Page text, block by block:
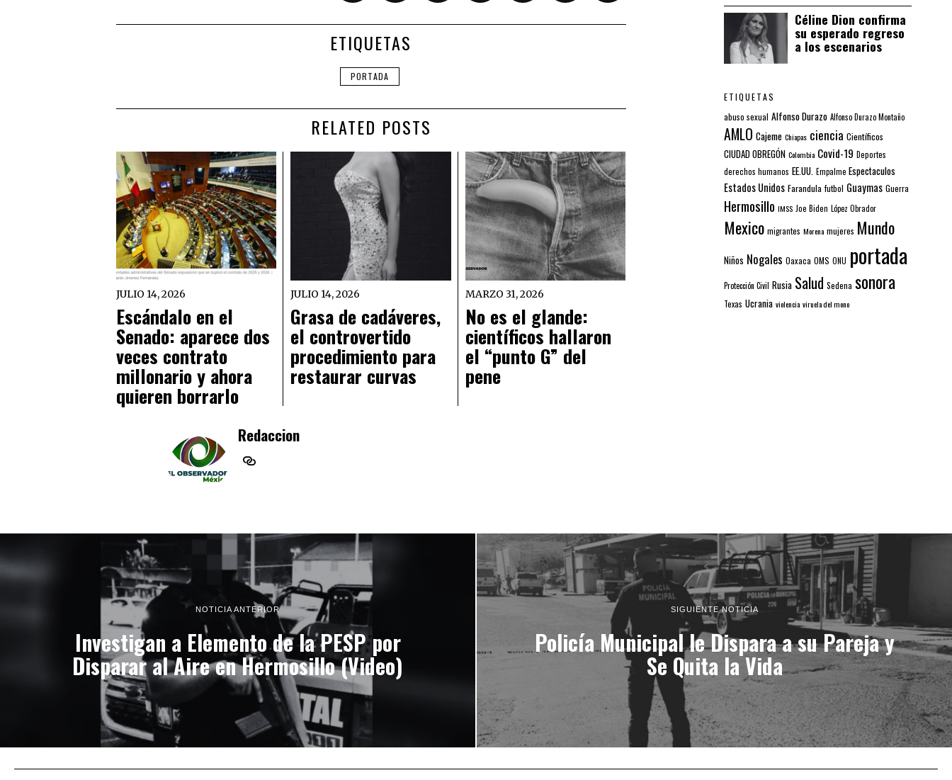
ETIQUETAS
PORTADA
RELATED POSTS
JULIO 14, 2026
Escándalo en el
Senado: aparece dos
veces contrato
millonario y ahora
quieren borrarlo
JULIO 14, 2026
Grasa de cadáveres,
el controvertido
procedimiento para
restaurar curvas
MARZO 31, 2026
No es el glande:
científicos hallaron
el “punto G” del
pene
Redaccion
Céline Dion confirma
su esperado regreso
a los escenarios
ETIQUETAS
abuso sexual Alfonso Durazo Alfonso Durazo Montaño
AMLO Cajeme Chiapas ciencia Científicos
CIUDAD OBREGÓN Colombia Covid-19 Deportes
derechos humanos EE.UU. Empalme Espectaculos
Estados Unidos Farandula futbol Guaymas Guerra
Hermosillo IMSS Joe Biden López Obrador
Mexico migrantes Morena mujeres Mundo
Niños Nogales Oaxaca OMS ONU portada
Protección Civil Rusia Salud Sedena sonora
Texas Ucrania violencia viruela del mono
NOTICIA ANTERIOR
Investigan a Elemento de la PESP por
Disparar al Aire en Hermosillo (Video)
SIGUIENTE NOTICIA
Policía Municipal le Dispara a su Pareja y
Se Quita la Vida